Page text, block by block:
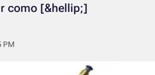
como [&hellip;]
PM